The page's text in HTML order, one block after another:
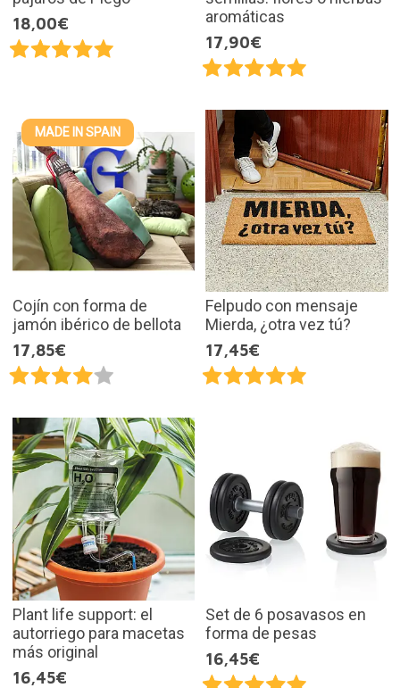
18,00€
aromáticas
17,90€
MADE IN SPAIN
Cojín con forma de
jamón ibérico de bellota
17,85€
Felpudo con mensaje
Mierda, ¿otra vez tú?
17,45€
Plant life support: el
autorriego para macetas
más original
16,45€
Set de 6 posavasos en
forma de pesas
16,45€